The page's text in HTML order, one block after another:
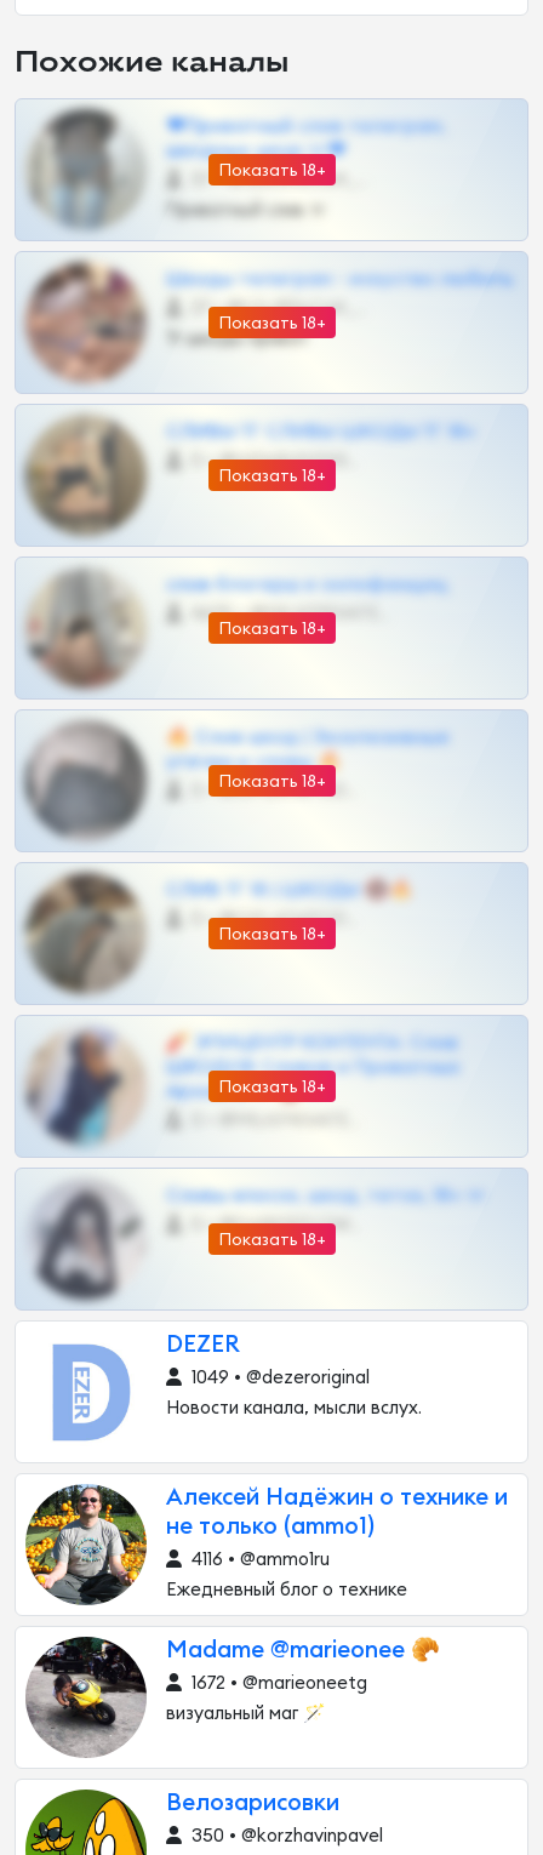
Похожие каналы
Показать 18+
❤Приватный слив телеграм,
шкодных шкур тг❤
57 •
Показать 18+
Шкоды телеграм - искуство любить
27 •
Тг шкоды приват
Показать 18+
СЛИВЫ ТГ СЛИВЫ ШКОДЫ ТГ 18+
0 •
Показать 18+
слив блогерш и онлифанщиц
4675 •
Показать 18+
🔥 Слив шкод | Эксклюзивные
утечки и сливы 🔥
0 •
Показать 18+
СЛИВ ТГ 18 | ШКОДЫ 🔞🔥
0 •
Показать 18+
🧨 ЭПИЦЕНТР КОНТЕНТА: Слив
ШКОДОВ Сливов и Приватных
Архивов ТГ 🔞💎
Показать 18+
Сливы вписок, шкод, теток, 18+ тг
0 •
DEZER
1049 • @dezeroriginal
Новости канала, мысли вслух.
Алексей Надёжин о технике и
не только (ammo1)
4116 • @ammo1ru
Ежедневный блог о технике
Madame @marieonee 🥐
1672 • @marieoneetg
визуальный маг 🪄
Велозарисовки
350 • @korzhavinpavel